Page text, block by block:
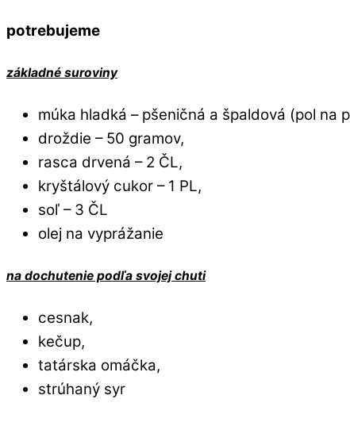
potrebujeme
základné suroviny
múka hladká – pšeničná a špaldová (pol na
droždie – 50 gramov,
rasca drvená – 2 ČL,
kryštálový cukor – 1 PL,
soľ – 3 ČL
olej na vyprážanie
na dochutenie podľa svojej chuti
cesnak,
kečup,
tatárska omáčka,
strúhaný syr